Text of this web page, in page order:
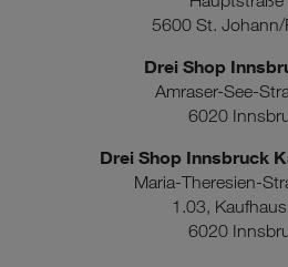
5600 St. Johann/
Drei Shop
Amraser-See-
6020
Drei Shop Innsbruck
Maria-Theresien-
1.03, Kaufhaus
6020